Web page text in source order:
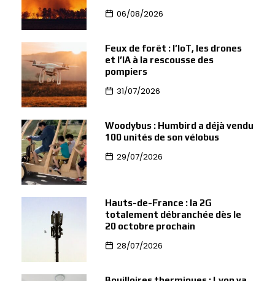
06/08/2026
Feux de forêt : l’IoT, les drones
et l’IA à la rescousse des
pompiers
31/07/2026
Woodybus : Humbird a déjà vendu
100 unités de son vélobus
29/07/2026
Hauts-de-France : la 2G
totalement débranchée dès le
20 octobre prochain
28/07/2026